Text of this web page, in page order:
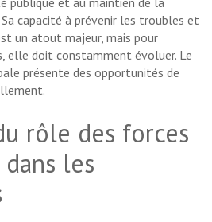
capacité à prévenir les troubles et
un atout majeur, mais pour
elle doit constamment évoluer. Le
présente des opportunités de
rôle des forces
les